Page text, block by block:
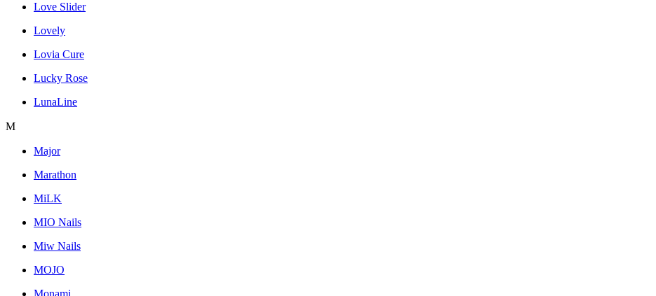
Love Slider
Lovely
Lovia Cure
Lucky Rose
LunaLine
M
Major
Marathon
MiLK
MIO Nails
Miw Nails
MOJO
Monami